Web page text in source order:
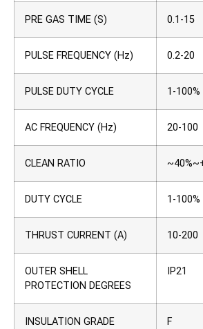
PRE GAS TIME (S) 0.1-15
PULSE FREQUENCY (Hz) 0.2-20
PULSE DUTY CYCLE 1-100%
AC FREQUENCY (Hz) 20-100
CLEAN RATIO
DUTY CYCLE 1-100%
THRUST CURRENT (A) 10-200
OUTER SHELL
PROTECTION DEGREES
IP21
INSULATION GRADE F